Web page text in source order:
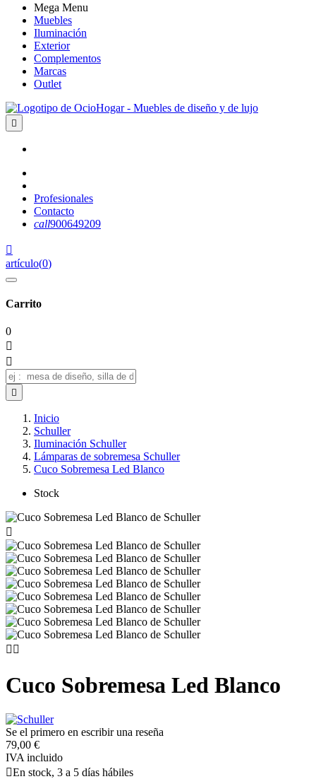
Mega Menu
Muebles
Iluminación
Exterior
Complementos
Marcas
Outlet

Profesionales
Contacto
call900649209

artículo(0)
Carrito
0



Inicio
Schuller
Iluminación Schuller
Lámparas de sobremesa Schuller
Cuco Sobremesa Led Blanco
Stock

 
Cuco Sobremesa Led Blanco
Se el primero en escribir una reseña
79,00 €
IVA incluido
En stock, 3 a 5 días hábiles